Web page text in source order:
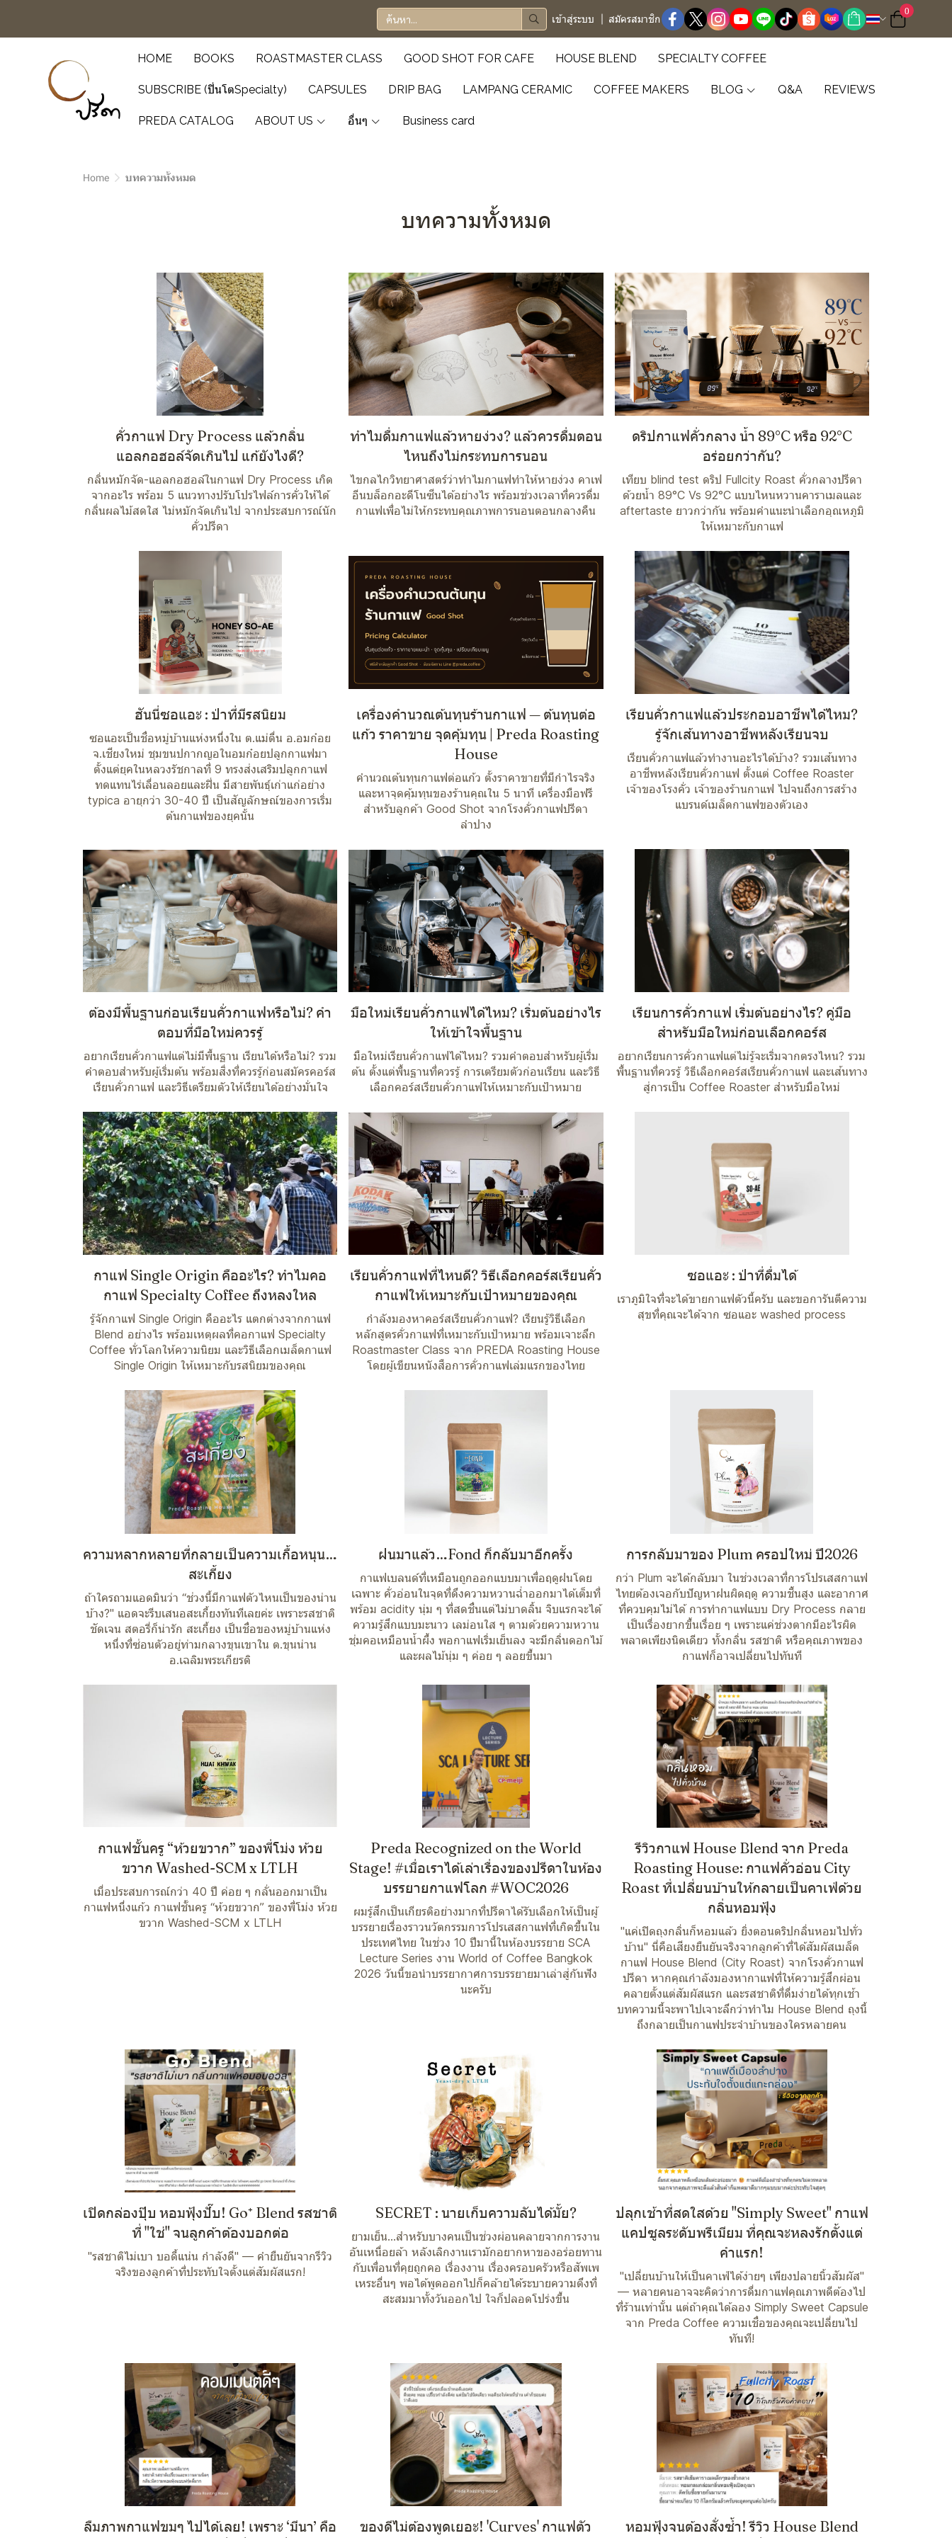
เข้าสู่ระบบ สมัครสมาชิก
0
HOME BOOKS ROASTMASTER CLASS GOOD SHOT FOR CAFE HOUSE BLEND SPECIALTY COFFEE
SUBSCRIBE (ปิ่นโตSpecialty) CAPSULES DRIP BAG LAMPANG CERAMIC COFFEE MAKERS BLOG Q&A REVIEWS
PREDA CATALOG ABOUT US อื่นๆ Business card
Home บทความทั้งหมด
บทความทั้งหมด
คั่วกาแฟ Dry Process แล้วกลิ่น
แอลกอฮอล์จัดเกินไป แก้ยังไงดี?
กลิ่นหมักจัด-แอลกอฮอล์ในกาแฟ Dry Process เกิด
จากอะไร พร้อม 5 แนวทางปรับโปรไฟล์การคั่วให้ได้
กลิ่นผลไม้สดใส ไม่หมักจัดเกินไป จากประสบการณ์นัก
คั่วปรีดา
ทำไมดื่มกาแฟแล้วหายง่วง? แล้วควรดื่มตอน
ไหนถึงไม่กระทบการนอน
ไขกลไกวิทยาศาสตร์ว่าทำไมกาแฟทำให้หายง่วง คาเฟ
อีนบล็อกอะดีโนซีนได้อย่างไร พร้อมช่วงเวลาที่ควรดื่ม
กาแฟเพื่อไม่ให้กระทบคุณภาพการนอนตอนกลางคืน
ดริปกาแฟคั่วกลาง น้ำ 89°C หรือ 92°C
อร่อยกว่ากัน?
เทียบ blind test ดริป Fullcity Roast คั่วกลางปรีดา
ด้วยน้ำ 89°C Vs 92°C แบบไหนหวานคาราเมลและ
aftertaste ยาวกว่ากัน พร้อมคำแนะนำเลือกอุณหภูมิ
ให้เหมาะกับกาแฟ
ฮันนี่ซอแอะ : ป่าที่มีรสนิยม
ซอแอะเป็นชื่อหมู่บ้านแห่งหนึ่งใน ต.แม่ตื่น อ.อมก๋อย
จ.เชียงใหม่ ชุมขนปกากญอในอมก๋อยปลูกกาแฟมา
ตั้งแต่ยุคในหลวงรัชกาลที่ 9 ทรงส่งเสริมปลูกกาแฟ
ทดแทนไร่เลื่อนลอยและฝิ่น มีสายพันธุ์เก่าแก่อย่าง
typica อายุกว่า 30-40 ปี เป็นสัญลักษณ์ของการเริ่ม
ต้นกาแฟของยุคนั้น
เครื่องคำนวณต้นทุนร้านกาแฟ — ต้นทุนต่อ
แก้ว ราคาขาย จุดคุ้มทุน | Preda Roasting
House
คำนวณต้นทุนกาแฟต่อแก้ว ตั้งราคาขายที่มีกำไรจริง
และหาจุดคุ้มทุนของร้านคุณใน 5 นาที เครื่องมือฟรี
สำหรับลูกค้า Good Shot จากโรงคั่วกาแฟปรีดา
ลำปาง
เรียนคั่วกาแฟแล้วประกอบอาชีพได้ไหม?
รู้จักเส้นทางอาชีพหลังเรียนจบ
เรียนคั่วกาแฟแล้วทำงานอะไรได้บ้าง? รวมเส้นทาง
อาชีพหลังเรียนคั่วกาแฟ ตั้งแต่ Coffee Roaster
เจ้าของโรงคั่ว เจ้าของร้านกาแฟ ไปจนถึงการสร้าง
แบรนด์เมล็ดกาแฟของตัวเอง
ต้องมีพื้นฐานก่อนเรียนคั่วกาแฟหรือไม่? คำ
ตอบที่มือใหม่ควรรู้
อยากเรียนคั่วกาแฟแต่ไม่มีพื้นฐาน เรียนได้หรือไม่? รวม
คำตอบสำหรับผู้เริ่มต้น พร้อมสิ่งที่ควรรู้ก่อนสมัครคอร์ส
เรียนคั่วกาแฟ และวิธีเตรียมตัวให้เรียนได้อย่างมั่นใจ
มือใหม่เรียนคั่วกาแฟได้ไหม? เริ่มต้นอย่างไร
ให้เข้าใจพื้นฐาน
มือใหม่เรียนคั่วกาแฟได้ไหม? รวมคำตอบสำหรับผู้เริ่ม
ต้น ตั้งแต่พื้นฐานที่ควรรู้ การเตรียมตัวก่อนเรียน และวิธี
เลือกคอร์สเรียนคั่วกาแฟให้เหมาะกับเป้าหมาย
เรียนการคั่วกาแฟ เริ่มต้นอย่างไร? คู่มือ
สำหรับมือใหม่ก่อนเลือกคอร์ส
อยากเรียนการคั่วกาแฟแต่ไม่รู้จะเริ่มจากตรงไหน? รวม
พื้นฐานที่ควรรู้ วิธีเลือกคอร์สเรียนคั่วกาแฟ และเส้นทาง
สู่การเป็น Coffee Roaster สำหรับมือใหม่
กาแฟ Single Origin คืออะไร? ทำไมคอ
กาแฟ Specialty Coffee ถึงหลงใหล
รู้จักกาแฟ Single Origin คืออะไร แตกต่างจากกาแฟ
Blend อย่างไร พร้อมเหตุผลที่คอกาแฟ Specialty
Coffee ทั่วโลกให้ความนิยม และวิธีเลือกเมล็ดกาแฟ
Single Origin ให้เหมาะกับรสนิยมของคุณ
เรียนคั่วกาแฟที่ไหนดี? วิธีเลือกคอร์สเรียนคั่ว
กาแฟให้เหมาะกับเป้าหมายของคุณ
กำลังมองหาคอร์สเรียนคั่วกาแฟ? เรียนรู้วิธีเลือก
หลักสูตรคั่วกาแฟที่เหมาะกับเป้าหมาย พร้อมเจาะลึก
Roastmaster Class จาก PREDA Roasting House
โดยผู้เขียนหนังสือการคั่วกาแฟเล่มแรกของไทย
ซอแอะ : ป่าที่ดื่มได้
เราภูมิใจที่จะได้ขายกาแฟตัวนี้ครับ และขอการันตีความ
สุขที่คุณจะได้จาก ซอแอะ washed process
ความหลากหลายที่กลายเป็นความเกื้อหนุน…
สะเกี้ยง
ถ้าใครถามแอดมินว่า “ช่วงนี้มีกาแฟตัวไหนเป็นของน่าน
บ้าง?" แอดจะรีบเสนอสะเกี้ยงทันทีเลยค่ะ เพราะรสชาติ
ชัดเจน สตอรี่ก็น่ารัก สะเกี้ยง เป็นชื่อของหมู่บ้านแห่ง
หนึ่งที่ซ่อนตัวอยู่ท่ามกลางขุนเขาใน ต.ขุนน่าน
อ.เฉลิมพระเกียรติ
ฝนมาแล้ว…Fond ก็กลับมาอีกครั้ง
กาแฟเบลนด์ที่เหมือนถูกออกแบบมาเพื่อฤดูฝนโดย
เฉพาะ คั่วอ่อนในจุดที่ดึงความหวานฉ่ำออกมาได้เต็มที่
พร้อม acidity นุ่ม ๆ ที่สดชื่นแต่ไม่บาดลิ้น จิบแรกจะได้
ความรู้สึกแบบมะนาว เลม่อนใส ๆ ตามด้วยความหวาน
ชุ่มคอเหมือนน้ำผึ้ง พอกาแฟเริ่มเย็นลง จะมีกลิ่นดอกไม้
และผลไม้นุ่ม ๆ ค่อย ๆ ลอยขึ้นมา
การกลับมาของ Plum ครอปใหม่ ปี2026
กว่า Plum จะได้กลับมา ในช่วงเวลาที่การโปรเสสกาแฟ
ไทยต้องเจอกับปัญหาฝนผิดฤดู ความชื้นสูง และอากาศ
ที่ควบคุมไม่ได้ การทำกาแฟแบบ Dry Process กลาย
เป็นเรื่องยากขึ้นเรื่อย ๆ เพราะแค่ช่วงตากมีอะไรผิด
พลาดเพียงนิดเดียว ทั้งกลิ่น รสชาติ หรือคุณภาพของ
กาแฟก็อาจเปลี่ยนไปทันที
กาแฟชั้นครู “ห้วยขวาก” ของพี่โม่ง ห้วย
ขวาก Washed-SCM x LTLH
เมื่อประสบการณ์กว่า 40 ปี ค่อย ๆ กลั่นออกมาเป็น
กาแฟหนึ่งแก้ว กาแฟชั้นครู “ห้วยขวาก” ของพี่โม่ง ห้วย
ขวาก Washed-SCM x LTLH
Preda Recognized on the World
Stage! #เมื่อเราได้เล่าเรื่องของปรีดาในห้อง
บรรยายกาแฟโลก #WOC2026
ผมรู้สึกเป็นเกียรติอย่างมากที่ปรีดาได้รับเลือกให้เป็นผู้
บรรยายเรื่องราวนวัตกรรมการโปรเสสกาแฟที่เกิดขึ้นใน
ประเทศไทย ในช่วง 10 ปีมานี้ในห้องบรรยาย SCA
Lecture Series งาน World of Coffee Bangkok
2026 วันนี้ขอนำบรรยากาศการบรรยายมาเล่าสู่กันฟัง
นะครับ
รีวิวกาแฟ House Blend จาก Preda
Roasting House: กาแฟคั่วอ่อน City
Roast ที่เปลี่ยนบ้านให้กลายเป็นคาเฟ่ด้วย
กลิ่นหอมฟุ้ง
"แค่เปิดถุงกลิ่นก็หอมแล้ว ยิ่งตอนดริปกลิ่นหอมไปทั่ว
บ้าน" นี่คือเสียงยืนยันจริงจากลูกค้าที่ได้สัมผัสเมล็ด
กาแฟ House Blend (City Roast) จากโรงคั่วกาแฟ
ปรีดา หากคุณกำลังมองหากาแฟที่ให้ความรู้สึกผ่อน
คลายตั้งแต่สัมผัสแรก และรสชาติที่ดื่มง่ายได้ทุกเช้า
บทความนี้จะพาไปเจาะลึกว่าทำไม House Blend ถุงนี้
ถึงกลายเป็นกาแฟประจำบ้านของใครหลายคน
เปิดกล่องปุ๊บ หอมฟุ้งปั๊บ! Go⁺ Blend รสชาติ
ที่ "ใช่" จนลูกค้าต้องบอกต่อ
"รสชาติไม่เบา บอดี้แน่น กำลังดี" — คำยืนยันจากรีวิว
จริงของลูกค้าที่ประทับใจตั้งแต่สัมผัสแรก!
SECRET : นายเก็บความลับได้มั้ย?
ยามเย็น...สำหรับบางคนเป็นช่วงผ่อนคลายจากการงาน
อันเหนื่อยล้า หลังเลิกงานเรามักอยากหาของอร่อยทาน
กับเพื่อนที่คุยถูกคอ เรื่องงาน เรื่องครอบครัวหรือสัพเพ
เหระอื่นๆ พอได้พูดออกไปก็คล้ายได้ระบายความตึงที่
สะสมมาทั้งวันออกไป ใจก็ปลอดโปร่งขึ้น
ปลุกเช้าที่สดใสด้วย "Simply Sweet" กาแฟ
แคปซูลระดับพรีเมียม ที่คุณจะหลงรักตั้งแต่
คำแรก!
"เปลี่ยนบ้านให้เป็นคาเฟ่ได้ง่ายๆ เพียงปลายนิ้วสัมผัส"
— หลายคนอาจจะคิดว่าการดื่มกาแฟคุณภาพดีต้องไป
ที่ร้านเท่านั้น แต่ถ้าคุณได้ลอง Simply Sweet Capsule
จาก Preda Coffee ความเชื่อของคุณจะเปลี่ยนไป
ทันที!
ลืมภาพกาแฟขมๆ ไปได้เลย! เพราะ ‘มีนา’ คือ
ของดีไม่ต้องพูดเยอะ! 'Curves' กาแฟตัว
หอมฟุ้งจนต้องสั่งซ้ำ! รีวิว House Blend